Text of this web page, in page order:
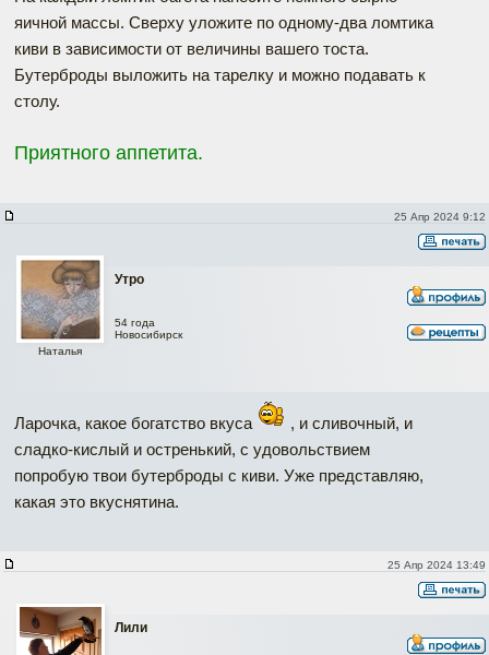
яичной массы. Сверху уложите по одному-два ломтика
киви в зависимости от величины вашего тоста.
Бутерброды выложить на тарелку и можно подавать к
столу.
Приятного аппетита.
25 Апр 2024 9:12
Утро
Наталья
54 года
Новосибирск
Ларочка, какое богатство вкуса
, и сливочный, и
сладко-кислый и остренький, с удовольствием
попробую твои бутерброды с киви. Уже представляю,
какая это вкуснятина.
25 Апр 2024 13:49
Лили